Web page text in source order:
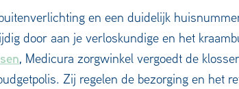
en een duidelijk
door aan je verloskundige en het
, Medicura zorgwinkel vergoedt de
Zij regelen de bezorging en het